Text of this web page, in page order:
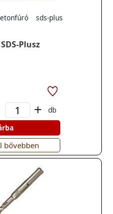
Plusz
sds-plus
+
db
bővebben